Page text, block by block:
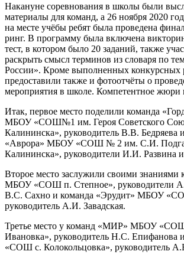
Накануне соревнования в школы были
материалы для команд, а 26 ноября 2020
на месте учёбы ребят была проведена
ринг. В программу была включена
тест, в котором было 20 заданий, также
раскрыть смысл терминов из словаря по
России». Кроме выполненных конкурсных
предоставили также и фотоотчёты о
мероприятия в школе. Компетентное жюри
Итак, первое место поделили команда
МБОУ «СОШ№1 им. Героя Советского
Калининска», руководитель В.В. Бедряева
«Аврора» МБОУ «СОШ № 2 им. С.И.
Калининска», руководители И.И. Развина
Второе место заслужили своими знаниями
МБОУ «СОШ п. Степное», руководители
В.С. Сахно и команда «Эрудит» МБОУ
руководитель А.И. Завадская.
Третье место у команд «МИР» МБОУ
Ивановка», руководитель Н.С.
«СОШ с. Колокольцовка», руководитель